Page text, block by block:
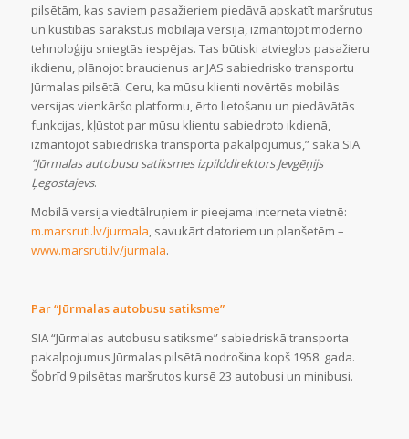
pilsētām, kas saviem pasažieriem piedāvā apskatīt maršrutus
un kustības sarakstus mobilajā versijā, izmantojot moderno
tehnoloģiju sniegtās iespējas. Tas būtiski atvieglos pasažieru
ikdienu, plānojot braucienus ar JAS sabiedrisko transportu
Jūrmalas pilsētā. Ceru, ka mūsu klienti novērtēs mobilās
versijas vienkāršo platformu, ērto lietošanu un piedāvātās
funkcijas, kļūstot par mūsu klientu sabiedroto ikdienā,
izmantojot sabiedriskā transporta pakalpojumus,” saka SIA
“Jūrmalas autobusu satiksmes izpilddirektors Jevgēņijs
Ļegostajevs.
Mobilā versija viedtālruņiem ir pieejama interneta vietnē:
m.marsruti.lv/jurmala, savukārt datoriem un planšetēm –
www.marsruti.lv/jurmala.
Par “Jūrmalas autobusu satiksme”
SIA “Jūrmalas autobusu satiksme” sabiedriskā transporta
pakalpojumus Jūrmalas pilsētā nodrošina kopš 1958. gada.
Šobrīd 9 pilsētas maršrutos kursē 23 autobusi un minibusi.